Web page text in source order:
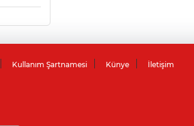
Kullanım Şartnamesi Künye İletişim